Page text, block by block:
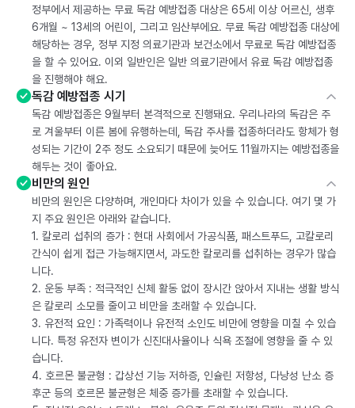
정부에서 제공하는 무료 독감 예방접종 대상은 65세 이상 어르신, 생후
6개월 ~ 13세의 어린이, 그리고 임산부에요. 무료 독감 예방접종 대상에
해당하는 경우, 정부 지정 의료기관과 보건소에서 무료로 독감 예방접종
을 할 수 있어요. 이외 일반인은 일반 의료기관에서 유료 독감 예방접종
을 진행해야 해요.
독감 예방접종 시기
독감 예방접종은 9월부터 본격적으로 진행돼요. 우리나라의 독감은 주
로 겨울부터 이른 봄에 유행하는데, 독감 주사를 접종하더라도 항체가 형
성되는 기간이 2주 정도 소요되기 때문에 늦어도 11월까지는 예방접종을
해두는 것이 좋아요.
비만의 원인
비만의 원인은 다양하며, 개인마다 차이가 있을 수 있습니다. 여기 몇 가
지 주요 원인은 아래와 같습니다.
1. 칼로리 섭취의 증가 : 현대 사회에서 가공식품, 패스트푸드, 고칼로리
간식이 쉽게 접근 가능해지면서, 과도한 칼로리를 섭취하는 경우가 많습
니다.
2. 운동 부족 : 적극적인 신체 활동 없이 장시간 앉아서 지내는 생활 방식
은 칼로리 소모를 줄이고 비만을 초래할 수 있습니다.
3. 유전적 요인 : 가족력이나 유전적 소인도 비만에 영향을 미칠 수 있습
니다. 특정 유전자 변이가 신진대사율이나 식욕 조절에 영향을 줄 수 있
습니다.
4. 호르몬 불균형 : 갑상선 기능 저하증, 인슐린 저항성, 다낭성 난소 증
후군 등의 호르몬 불균형은 체중 증가를 초래할 수 있습니다.